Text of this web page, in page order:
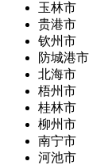
玉林市
贵港市
钦州市
防城港市
北海市
梧州市
桂林市
柳州市
南宁市
河池市